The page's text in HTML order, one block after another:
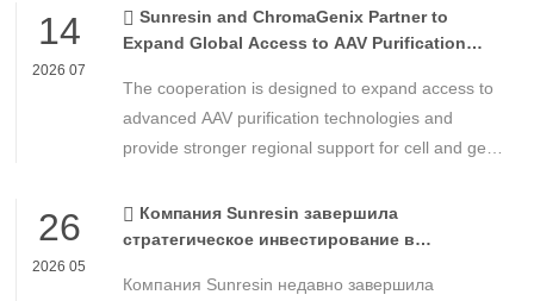
chemical materials for nuclear power applications.
14
2026 07
Sunresin and ChromaGenix Partner to
Expand Global Access to AAV Purification
The cooperation is designed to expand access to
advanced AAV purification technologies and
provide stronger regional support for cell and gene
Americas.
26
2026 05
Компания Sunresin завершила
стратегическое инвестирование в
бизнеса в области промышленной
Компания Sunresin недавно завершила